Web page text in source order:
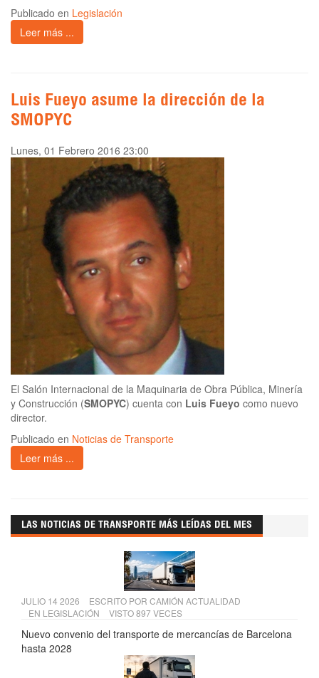
Publicado en Legislación
Leer más ...
Luis Fueyo asume la dirección de la
SMOPYC
Lunes, 01 Febrero 2016 23:00
El Salón Internacional de la Maquinaria de Obra Pública, Minería
y Construcción (SMOPYC) cuenta con Luis Fueyo como nuevo
director.
Publicado en Noticias de Transporte
Leer más ...
LAS NOTICIAS DE TRANSPORTE MÁS LEÍDAS DEL MES
JULIO 14 2026 ESCRITO POR CAMIÓN ACTUALIDAD
EN LEGISLACIÓN VISTO 897 VECES
Nuevo convenio del transporte de mercancías de Barcelona
hasta 2028